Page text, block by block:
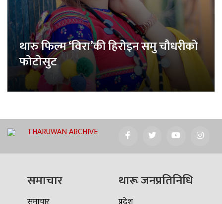
थारु फिल्म ‘विरा’की हिरोइन समु चौधरीको
फोटोसुट
THARUWAN ARCHIVE
समाचार थारू जनप्रतिनिधि